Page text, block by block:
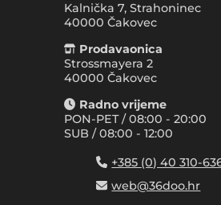
Kalnička 7, Strahoninec
40000 Čakovec
Prodavaonica
Strossmayera 2
40000 Čakovec
Radno vrijeme
PON-PET / 08:00 - 20:00
SUB / 08:00 - 12:00
+385 (0) 40 310-
web@36doo.hr